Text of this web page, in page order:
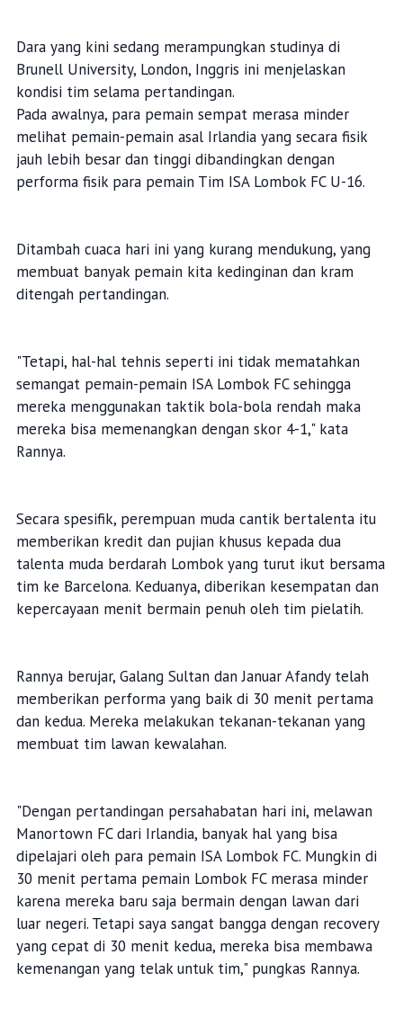
Dara yang kini sedang merampungkan studinya di
Brunell University, London, Inggris ini menjelaskan
kondisi tim selama pertandingan.
Pada awalnya, para pemain sempat merasa minder
melihat pemain-pemain asal Irlandia yang secara fisik
jauh lebih besar dan tinggi dibandingkan dengan
performa fisik para pemain Tim ISA Lombok FC U-16.
Ditambah cuaca hari ini yang kurang mendukung, yang
membuat banyak pemain kita kedinginan dan kram
ditengah pertandingan.
"Tetapi, hal-hal tehnis seperti ini tidak mematahkan
semangat pemain-pemain ISA Lombok FC sehingga
mereka menggunakan taktik bola-bola rendah maka
mereka bisa memenangkan dengan skor 4-1," kata
Rannya.
Secara spesifik, perempuan muda cantik bertalenta itu
memberikan kredit dan pujian khusus kepada dua
talenta muda berdarah Lombok yang turut ikut bersama
tim ke Barcelona. Keduanya, diberikan kesempatan dan
kepercayaan menit bermain penuh oleh tim pielatih.
Rannya berujar, Galang Sultan dan Januar Afandy telah
memberikan performa yang baik di 30 menit pertama
dan kedua. Mereka melakukan tekanan-tekanan yang
membuat tim lawan kewalahan.
"Dengan pertandingan persahabatan hari ini, melawan
Manortown FC dari Irlandia, banyak hal yang bisa
dipelajari oleh para pemain ISA Lombok FC. Mungkin di
30 menit pertama pemain Lombok FC merasa minder
karena mereka baru saja bermain dengan lawan dari
luar negeri. Tetapi saya sangat bangga dengan recovery
yang cepat di 30 menit kedua, mereka bisa membawa
kemenangan yang telak untuk tim," pungkas Rannya.